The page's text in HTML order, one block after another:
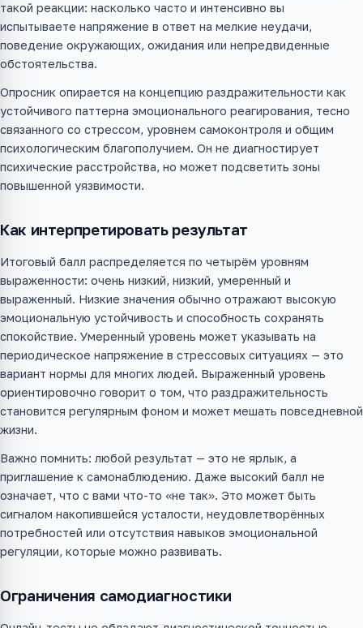
такой реакции: насколько часто и интенсивно вы
испытываете напряжение в ответ на мелкие неудачи,
поведение окружающих, ожидания или непредвиденные
обстоятельства.
Опросник опирается на концепцию раздражительности как
устойчивого паттерна эмоционального реагирования, тесно
связанного со стрессом, уровнем самоконтроля и общим
психологическим благополучием. Он не диагностирует
психические расстройства, но может подсветить зоны
повышенной уязвимости.
Как интерпретировать результат
Итоговый балл распределяется по четырём уровням
выраженности: очень низкий, низкий, умеренный и
выраженный. Низкие значения обычно отражают высокую
эмоциональную устойчивость и способность сохранять
спокойствие. Умеренный уровень может указывать на
периодическое напряжение в стрессовых ситуациях — это
вариант нормы для многих людей. Выраженный уровень
ориентировочно говорит о том, что раздражительность
становится регулярным фоном и может мешать повседневной
жизни.
Важно помнить: любой результат — это не ярлык, а
приглашение к самонаблюдению. Даже высокий балл не
означает, что с вами что-то «не так». Это может быть
сигналом накопившейся усталости, неудовлетворённых
потребностей или отсутствия навыков эмоциональной
регуляции, которые можно развивать.
Ограничения самодиагностики